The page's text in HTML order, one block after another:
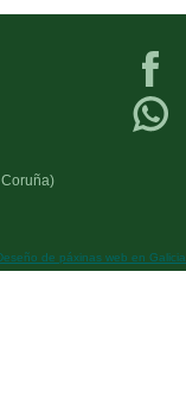
de páxinas web en Galicia